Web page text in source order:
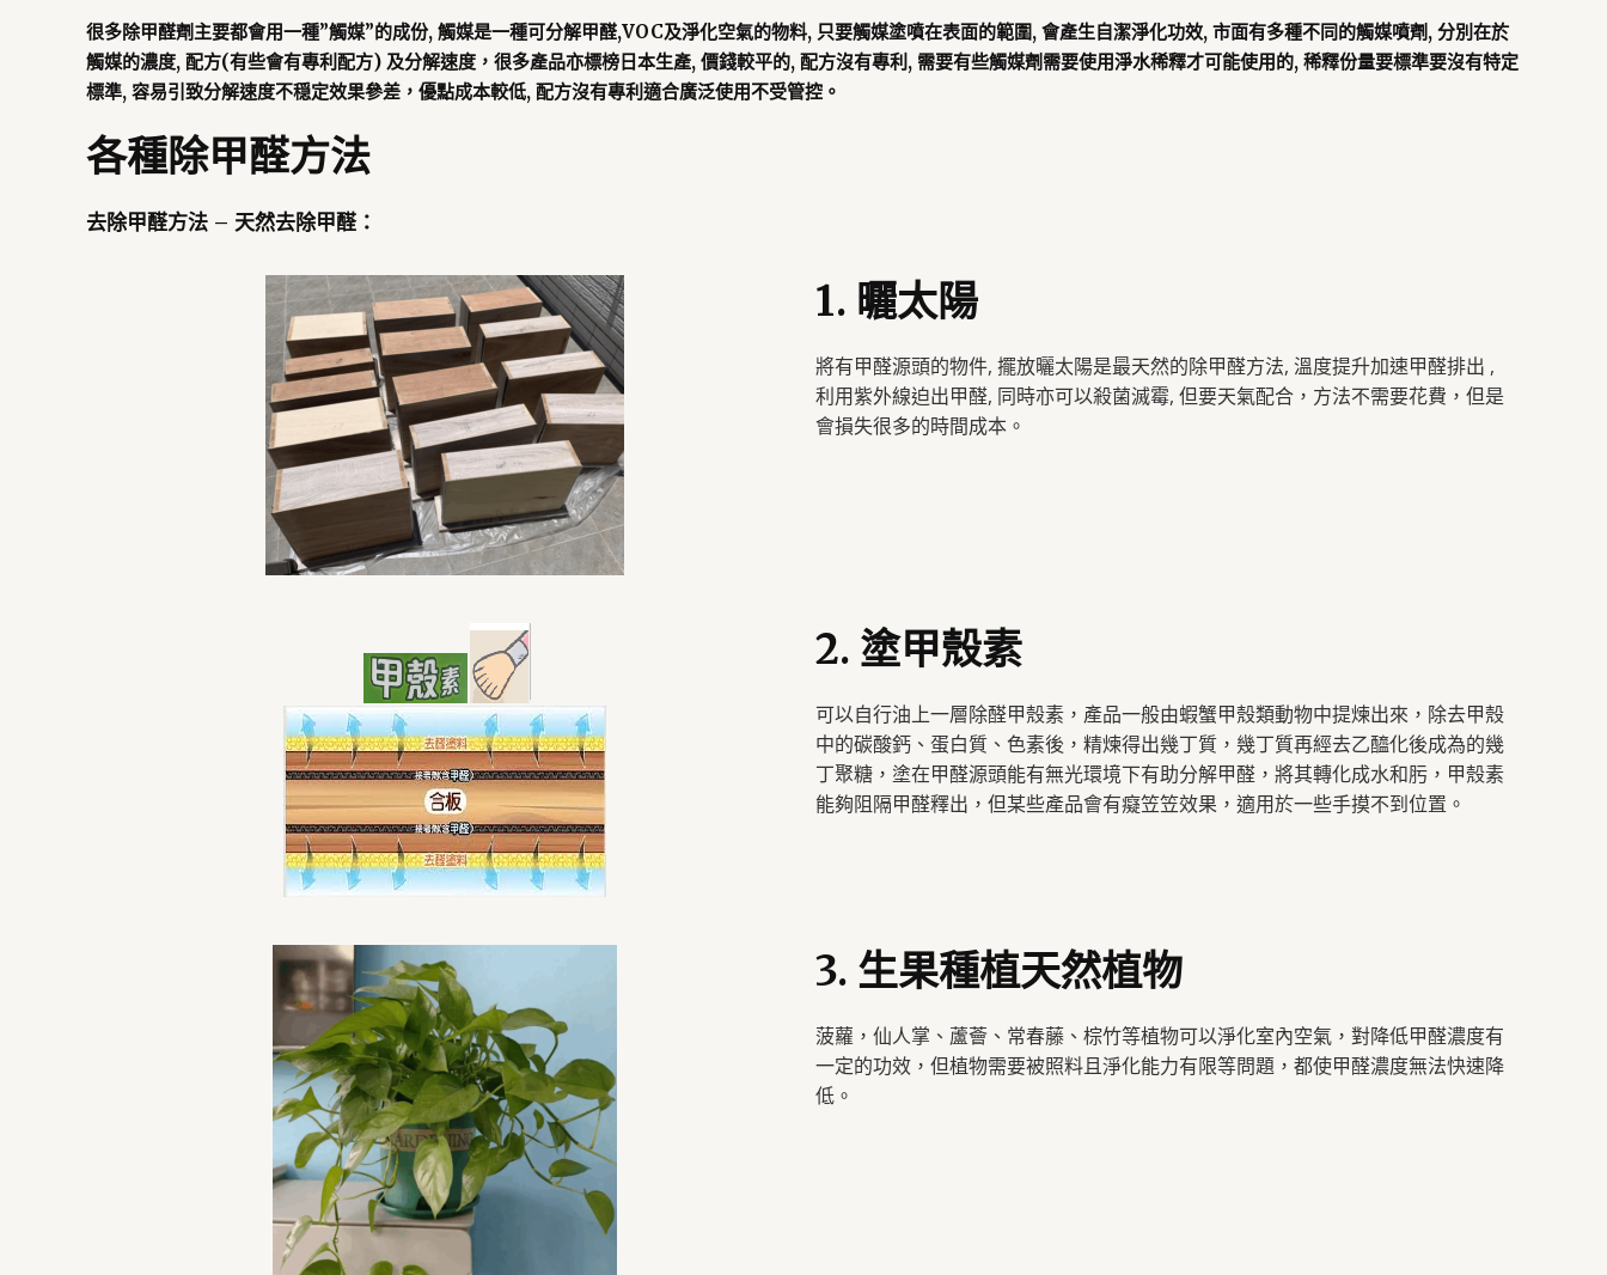
很多除甲醛劑主要都會用一種”觸媒”的成份, 觸媒是一種可分解甲醛,VOC及淨化空氣的物料, 只要觸媒塗噴在表面的範圍, 會產生自潔淨化功效, 市面有多種不同的觸媒噴劑, 分別在於
觸媒的濃度, 配方(有些會有專利配方) 及分解速度，很多產品亦標榜日本生產, 價錢較平的, 配方沒有專利, 需要有些觸媒劑需要使用淨水稀釋才可能使用的, 稀釋份量要標準要沒有特定
標準, 容易引致分解速度不穏定效果參差，優點成本較低, 配方沒有專利適合廣泛使用不受管控。
各種除甲醛方法
去除甲醛方法 – 天然去除甲醛：
1. 曬太陽
將有甲醛源頭的物件, 擺放曬太陽是最天然的除甲醛方法, 溫度提升加速甲醛排出 ,
利用紫外線迫出甲醛, 同時亦可以殺菌滅霉, 但要天氣配合，方法不需要花費，但是
會損失很多的時間成本。
2. 塗甲殼素
可以自行油上一層除醛甲殼素，產品一般由蝦蟹甲殼類動物中提煉出來，除去甲殼
中的碳酸鈣、蛋白質、色素後，精煉得出幾丁質，幾丁質再經去乙醯化後成為的幾
丁聚糖，塗在甲醛源頭能有無光環境下有助分解甲醛，將其轉化成水和肟，甲殼素
能夠阻隔甲醛釋出，但某些產品會有癡笠笠效果，適用於一些手摸不到位置。
3. 生果種植天然植物
菠蘿，仙人掌、蘆薈、常春藤、棕竹等植物可以淨化室內空氣，對降低甲醛濃度有
一定的功效，但植物需要被照料且淨化能力有限等問題，都使甲醛濃度無法快速降
低。